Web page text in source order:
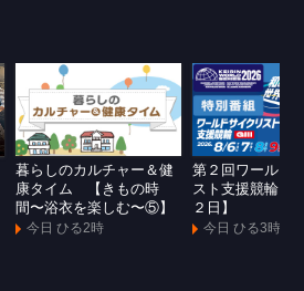
暮らしのカルチャー＆健
康タイム 【きもの時
間〜浴衣を楽しむ〜⑤】
今日 ひる2時
第２回ワールド
スト支援競輪
２日】
今日 ひる3時